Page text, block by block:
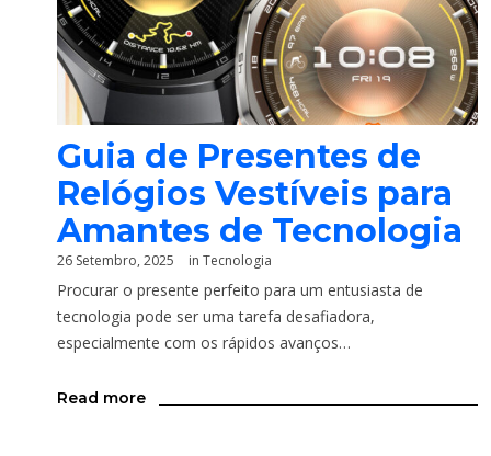
Guia de Presentes de
Relógios Vestíveis para
Amantes de Tecnologia
26 Setembro, 2025 in Tecnologia
Procurar o presente perfeito para um entusiasta de
tecnologia pode ser uma tarefa desafiadora,
especialmente com os rápidos avanços…
Read more